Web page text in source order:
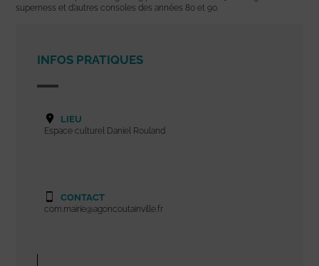
superness et d’autres consoles des années 80 et 90.
INFOS PRATIQUES
LIEU
Espace culturel Daniel Rouland
CONTACT
com.mairie@agoncoutainville.fr